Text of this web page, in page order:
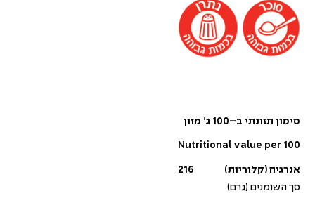
סימון תזונתי ב–
100 ג‘ מזון
Nutritional value per 100
אנרגיה (קלוריות)
216
סך השומנים (גרם)